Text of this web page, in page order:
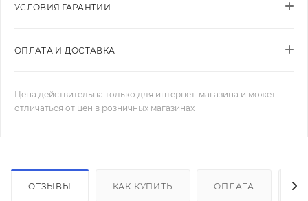
УСЛОВИЯ ГАРАНТИИ
ОПЛАТА И ДОСТАВКА
Цена действительна только для интернет-магазина и может
отличаться от цен в розничных магазинах
ОТЗЫВЫ КАК КУПИТЬ ОПЛАТА